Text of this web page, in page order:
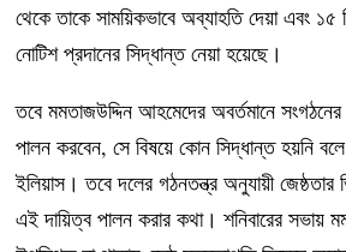
থেকে তাকে সাময়িকভাবে অব্যাহতি দেয়া এবং ১৫
নোটিশ প্রদানের সিদ্ধান্ত নেয়া হয়েছে।
তবে মমতাজউদ্দিন আহমেদের অবর্তমানে
পালন করবেন, সে বিষয়ে কোন সিদ্ধান্ত হয়নি
ইলিয়াস। তবে দলের গঠনতন্ত্র অনুযায়ী
এই দায়িত্ব পালন করার কথা। শনিবারের সভায়